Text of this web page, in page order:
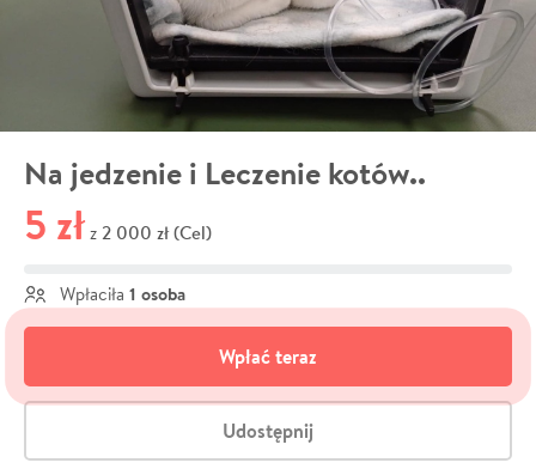
Na jedzenie i Leczenie kotów..
5 zł z 2 000 zł (Cel)
Wpłaciła 1 osoba
Wpłać teraz
Udostępnij